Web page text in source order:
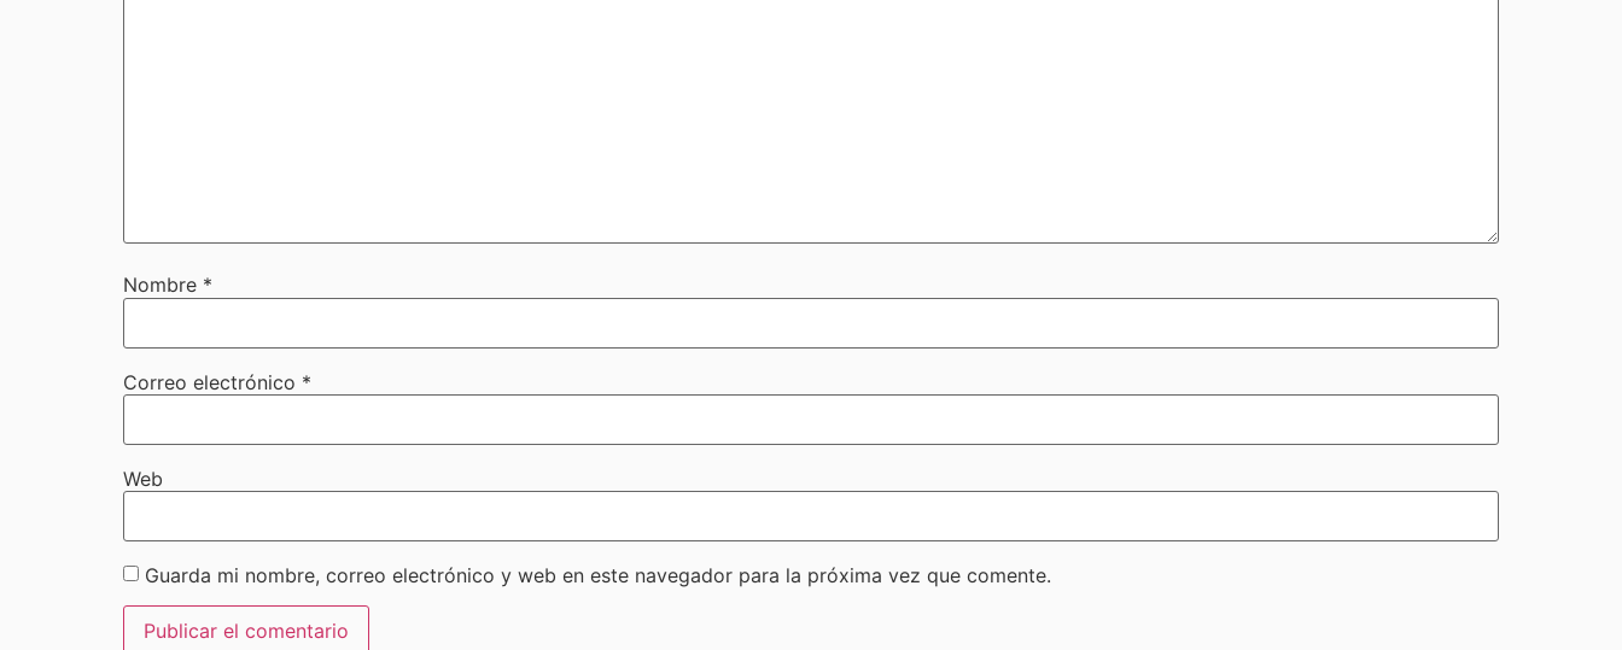
Nombre *
Correo electrónico *
Web
Guarda mi nombre, correo electrónico y web en este navegador para la próxima vez que comente.